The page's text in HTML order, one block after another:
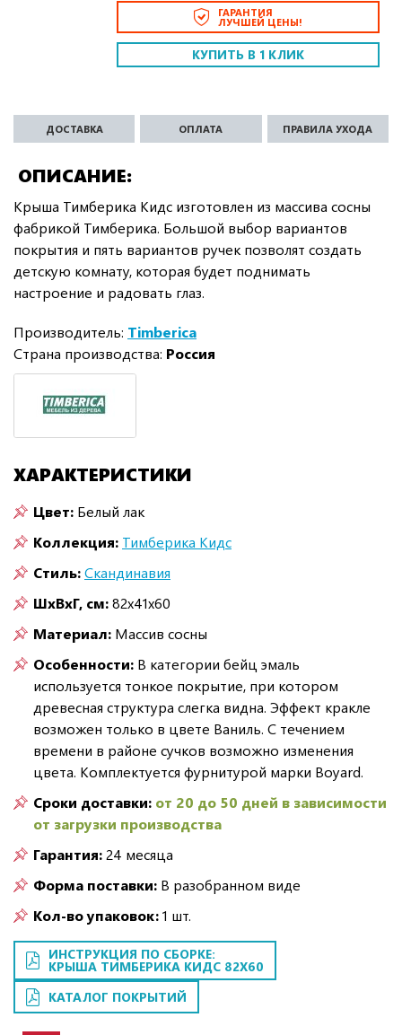
ГАРАНТИЯ
ЛУЧШЕЙ ЦЕНЫ!
КУПИТЬ В 1 КЛИК
ОПИСАНИЕ
ДОСТАВКА ОПЛАТА ПРАВИЛА УХОДА
Крыша Тимберика Кидс изготовлен из массива сосны
фабрикой Тимберика. Большой выбор вариантов
покрытия и пять вариантов ручек позволят создать
детскую комнату, которая будет поднимать
настроение и радовать глаз.
Производитель: Timberica
Страна производства: Россия
ХАРАКТЕРИСТИКИ
Цвет: Белый лак
Коллекция: Тимберика Кидс
Стиль:Скандинавия
ШxВxГ, см:82x41x60
Материал: Массив сосны
Особенности: В категории бейц эмаль
используется тонкое покрытие, при котором
древесная структура слегка видна. Эффект кракле
возможен только в цвете Ваниль. С течением
времени в районе сучков возможно изменения
цвета. Комплектуется фурнитурой марки Boyard.
Сроки доставки: от 20 до 50 дней в зависимости
от загрузки производства
Гарантия:24 месяца
Форма поставки: В разобранном виде
Кол-во упаковок:1 шт.
ИНСТРУКЦИЯ ПО СБОРКЕ:
КРЫША ТИМБЕРИКА КИДС 82Х60
КАТАЛОГ ПОКРЫТИЙ